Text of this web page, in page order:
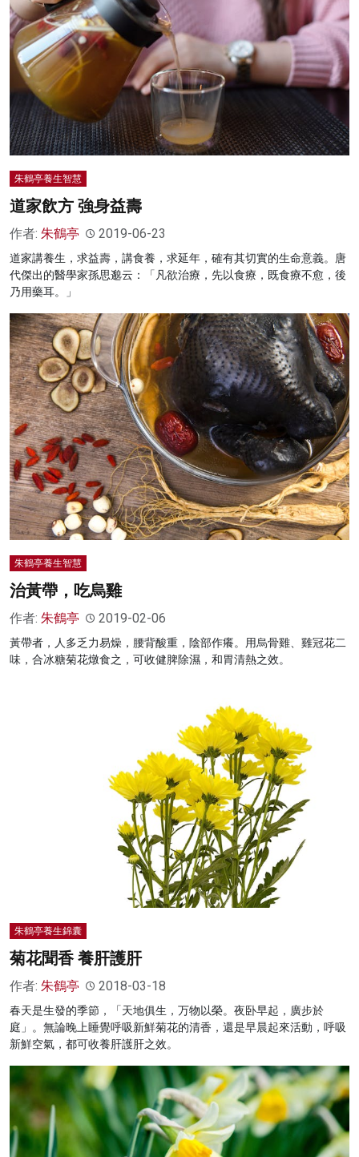
朱鶴亭養生智慧
道家飲方 強身益壽
作者: 朱鶴亭 2019-06-23
道家講養生，求益壽，講食養，求延年，確有其切實的生命意義。唐
代傑出的醫學家孫思邈云：「凡欲治療，先以食療，既食療不愈，後
乃用藥耳。」
朱鶴亭養生智慧
治黃帶，吃烏雞
作者: 朱鶴亭 2019-02-06
黃帶者，人多乏力易燥，腰背酸重，陰部作癢。用烏骨雞、雞冠花二
味，合冰糖菊花燉食之，可收健脾除濕，和胃清熱之效。
朱鶴亭養生錦囊
菊花聞香 養肝護肝
作者: 朱鶴亭 2018-03-18
春天是生發的季節，「天地俱生，万物以榮。夜卧早起，廣步於
庭」。無論晚上睡覺呼吸新鮮菊花的清香，還是早晨起來活動，呼吸
新鮮空氣，都可收養肝護肝之效。